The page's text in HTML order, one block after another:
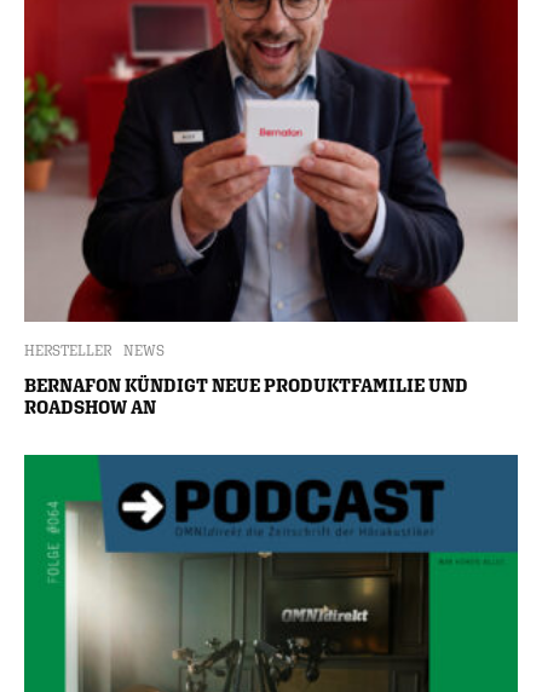
HERSTELLER NEWS
BERNAFON KÜNDIGT NEUE PRODUKTFAMILIE UND
ROADSHOW AN